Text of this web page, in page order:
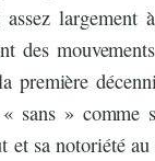
largement
des
première
sans » comme
et sa notoriété